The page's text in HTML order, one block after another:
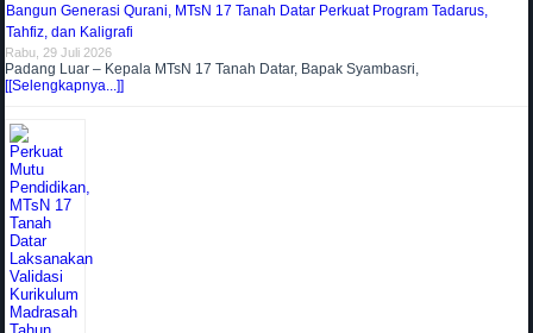
Bangun Generasi Qurani, MTsN 17 Tanah Datar Perkuat Program Tadarus,
Tahfiz, dan Kaligrafi
Rabu, 29 Juli 2026
Padang Luar – Kepala MTsN 17 Tanah Datar, Bapak Syambasri,
[[Selengkapnya...]]